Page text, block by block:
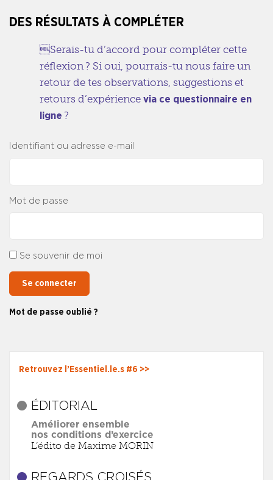
Retrouvez l’Essentiel.le.s #6 >>
ÉDITORIAL
Améliorer ensemble
nos conditions d’exercice
L’édito de Maxime MORIN
DES RÉSULTATS À COMPLÉTER
Serais-tu d’accord pour compléter cette
réflexion ? Si oui, pourrais-tu nous faire un
retour de tes observations, suggestions et
retours d’expérience via ce questionnaire en
ligne ?
Identifiant ou adresse e-mail
Mot de passe
Se souvenir de moi
Se connecter
Mot de passe oublié ?